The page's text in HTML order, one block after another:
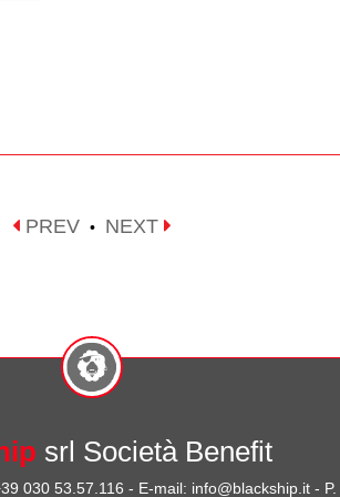
PREV • NEXT
srl Società Benefit
030 53.57.116 - E-mail: info@blackship.it -